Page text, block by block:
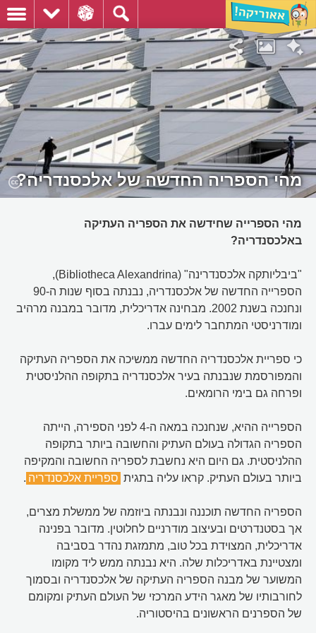
מהי הספריה החדשה של אלכסנדריה?
מהי הספרייה שחידשה את הספריה העתיקה
באלכסנדריה?
"ביבליותקה אלכסנדרינה" (Bibliotheca Alexandrina),
הספרייה החדשה של אלכסנדריה, נבנתה בסוף שנות ה-90
ונחנכה בשנת 2002. מבחינה אדריכלית, מדובר במבנה מרהיב
ומודרניסטי המתחבר לימים עברו.
כי ספריית אלכסנדריה החדשה ממשיכה את הספריה העתיקה
והמפורסמת שנבנתה בעיר אלכסנדריה בתקופה ההלניסטית
ופרחה גם בימי הרומאים.
הספרייה ההיא, שנחנכה במאה ה-4 לפני הספירה, הייתה
הספריה הגדולה בעולם העתיק והחשובה ביותר בתקופה
ההלניסטית. גם היום היא נחשבת לספריה החשובה והמקיפה
ביותר בעולם העתיק. קראו עליה בתגית ספריית אלכסנדריה .
הספריה החדשה תוכננה ונבנתה ביוזמה של ממשלת מצרים,
אך בסטנדרטים ובעיצוב מודרניים לחלוטין. מדובר בפנינה
אדריכלית, המצוידת בכל טוב, מתמזגת נהדר בסביבה
ומצטיינת באדריכלות שלה. היא נבנתה ממש ליד מקומו
המשוער של מבנה הספריה העתיקה של אלכסנדריה ובסמוך
לחורבותיו של מאגר הידע המרכזי של העולם העתיק ומקומם
של הספרנים הראשונים בהיסטוריה.